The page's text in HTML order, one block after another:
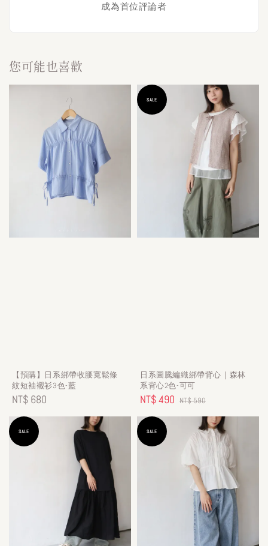
成為首位評論者
您可能也喜歡
【預購】日系綁帶收腰寬鬆條
紋短袖襯衫3色-藍
Regular
price
NT$ 680
SALE
日系圖騰編織綁帶背心｜森林
系背心2色-可可
Sale
price
NT$ 490 Regular
price
NT$ 590
SALE SALE